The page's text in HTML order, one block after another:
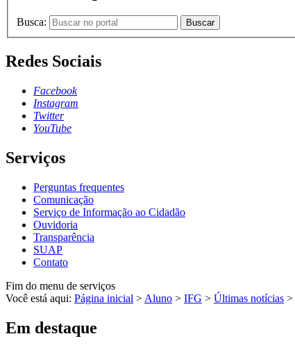
Busca: Buscar
Redes Sociais
Facebook
Instagram
Twitter
YouTube
Serviços
Perguntas frequentes
Comunicação
Serviço de Informação ao Cidadão
Ouvidoria
Transparência
SUAP
Contato
Fim do menu de serviços
Você está aqui: Página inicial > Aluno > IFG > Últimas notícias >
Em destaque